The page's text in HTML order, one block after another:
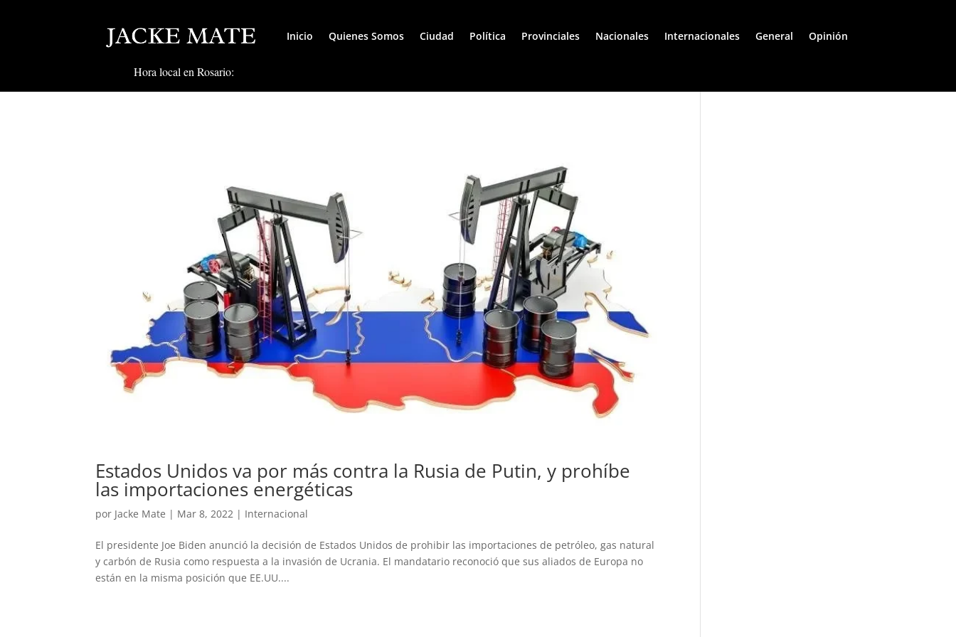
Inicio Quienes Somos Ciudad Política Provinciales Nacionales Internacionales General Opinión
Hora local en Rosario:
Estados Unidos va por más contra la Rusia de Putin, y prohíbe
las importaciones energéticas
por Jacke Mate | Mar 8, 2022 | Internacional
El presidente Joe Biden anunció la decisión de Estados Unidos de prohibir las importaciones de petróleo, gas natural
y carbón de Rusia como respuesta a la invasión de Ucrania. El mandatario reconoció que sus aliados de Europa no
están en la misma posición que EE.UU....